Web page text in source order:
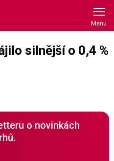
silnější o 0,4 %
o novinkách